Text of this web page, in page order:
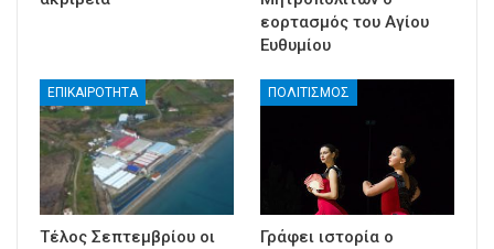
εορτασμός του Αγίου
Ευθυμίου
ΕΠΙΚΑΙΡΟΤΗΤΑ
Τέλος Σεπτεμβρίου οι
ΠΟΛΙΤΙΣΜΟΣ
Γράφει ιστορία ο